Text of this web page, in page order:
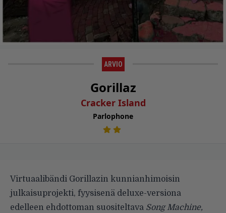
ARVIO
Gorillaz
Cracker Island
Parlophone
Virtuaalibändi Gorillazin kunnianhimoisin
julkaisuprojekti, fyysisenä deluxe-versiona
edelleen ehdottoman suositeltava Song Machine,